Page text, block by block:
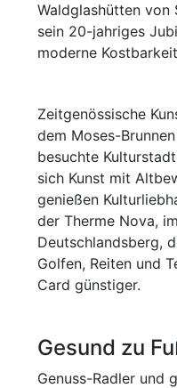
Waldglashütten von
sein 20-jahriges
moderne
Zeitgenössische
dem Moses-
besuchte
sich Kunst mit
genießen
der Therme Nova,
Deutschlandsberg,
Golfen, Reiten und
Card günstiger.
Gesund zu
Genuss-Radler und